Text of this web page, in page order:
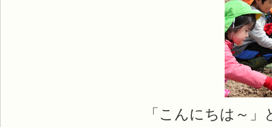
「こんにちは～